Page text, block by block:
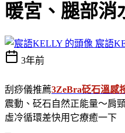
暖宮、腿部消
宸語
3年前
刮痧儀推薦3ZeBra砭石溫感
震動、砭石自然正能量～肩
虛冷循環差快用它療癒一下